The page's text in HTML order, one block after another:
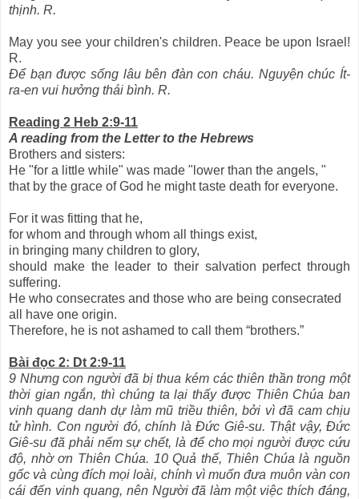
thịnh. R.
May you see your children's children. Peace be upon Israel!
R.
Để bạn được sống lâu bên đàn con cháu. Nguyện chúc Ít-
ra-en vui hưởng thái bình. R.
Reading 2 Heb 2:9-11
A reading from the Letter to the Hebrews
Brothers and sisters:
He "for a little while" was made "lower than the angels, "
that by the grace of God he might taste death for everyone.
For it was fitting that he,
for whom and through whom all things exist,
in bringing many children to glory,
should make the leader to their salvation perfect through
suffering.
He who consecrates and those who are being consecrated
all have one origin.
Therefore, he is not ashamed to call them “brothers.”
Bài đọc 2: Dt 2:9-11
9 Nhưng con người đã bị thua kém các thiên thần trong một
thời gian ngắn, thì chúng ta lại thấy được Thiên Chúa ban
vinh quang danh dự làm mũ triều thiên, bởi vì đã cam chịu
tử hình. Con người đó, chính là Đức Giê-su. Thật vậy, Đức
Giê-su đã phải nếm sự chết, là để cho mọi người được cứu
độ, nhờ ơn Thiên Chúa. 10 Quả thế, Thiên Chúa là nguồn
gốc và cùng đích mọi loài, chính vì muốn đưa muôn vàn con
cái đến vinh quang, nên Người đã làm một việc thích đáng,